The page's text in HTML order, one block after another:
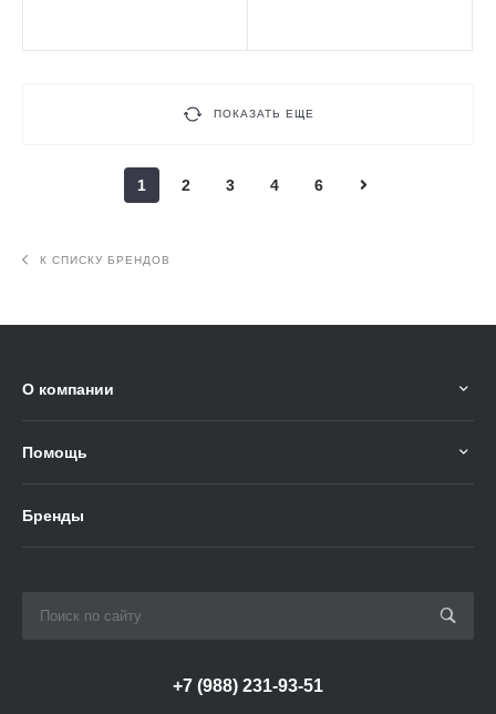
ПОКАЗАТЬ ЕЩЕ
1 2 3 4 6
К СПИСКУ БРЕНДОВ
О компании
Помощь
Бренды
+7 (988) 231-93-51